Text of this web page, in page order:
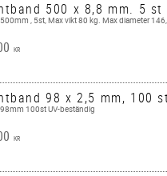
500 x 8,8 mm. 5 st
, 5st, Max vikt 80 kg. Max diameter
KR
98 x 2,5 mm, 100
100st UV-beständig
KR